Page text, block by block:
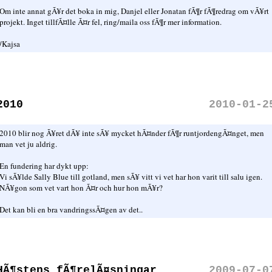
Om inte annat gÃ¥r det boka in mig, Danjel eller Jonatan fÃ¶r fÃ¶redrag om vÃ¥rt
projekt. Inget tillfÃ¤lle Ã¤r fel, ring/maila oss fÃ¶r mer information.
/Kajsa
2010-01-
2010 blir nog Ã¥ret dÃ¥ inte sÃ¥ mycket hÃ¤nder fÃ¶r runtjordengÃ¤nget, men
man vet ju aldrig.
En fundering har dykt upp:
Vi sÃ¥lde Sally Blue till gotland, men sÃ¥ vitt vi vet har hon varit till salu igen.
NÃ¥gon som vet vart hon Ã¤r och hur hon mÃ¥r?
Det kan bli en bra vandringssÃ¤gen av det..